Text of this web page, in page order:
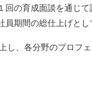
の育成面談を通じ
期間の総仕上げとし
、各分野のプロフェ